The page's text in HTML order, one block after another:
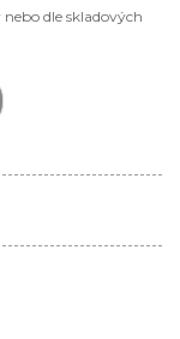
dle skladových